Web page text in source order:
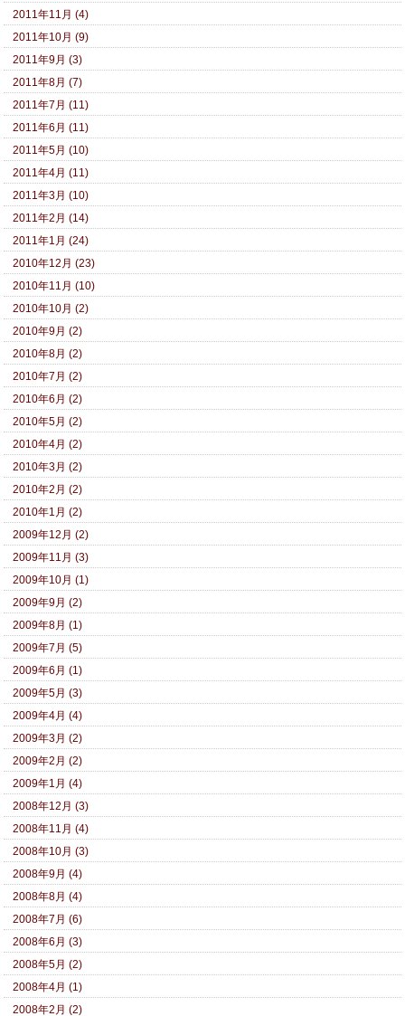
2011年11月 (4)
2011年10月 (9)
2011年9月 (3)
2011年8月 (7)
2011年7月 (11)
2011年6月 (11)
2011年5月 (10)
2011年4月 (11)
2011年3月 (10)
2011年2月 (14)
2011年1月 (24)
2010年12月 (23)
2010年11月 (10)
2010年10月 (2)
2010年9月 (2)
2010年8月 (2)
2010年7月 (2)
2010年6月 (2)
2010年5月 (2)
2010年4月 (2)
2010年3月 (2)
2010年2月 (2)
2010年1月 (2)
2009年12月 (2)
2009年11月 (3)
2009年10月 (1)
2009年9月 (2)
2009年8月 (1)
2009年7月 (5)
2009年6月 (1)
2009年5月 (3)
2009年4月 (4)
2009年3月 (2)
2009年2月 (2)
2009年1月 (4)
2008年12月 (3)
2008年11月 (4)
2008年10月 (3)
2008年9月 (4)
2008年8月 (4)
2008年7月 (6)
2008年6月 (3)
2008年5月 (2)
2008年4月 (1)
2008年2月 (2)